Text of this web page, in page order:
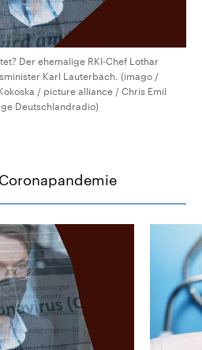
Der ehemalige RKI-Chef Lothar
Karl Lauterbach. (imago /
/ picture alliance / Chris Emil
Deutschlandradio)